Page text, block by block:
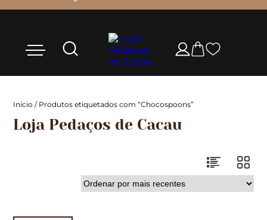
Início / Produtos etiquetados com “Chocospoons”
Loja Pedaços de Cacau